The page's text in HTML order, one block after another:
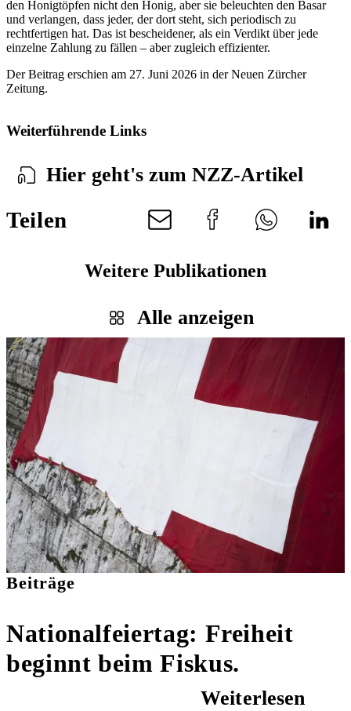
den Honigtöpfen nicht den Honig, aber sie beleuchten den Basar
und verlangen, dass jeder, der dort steht, sich periodisch zu
rechtfertigen hat. Das ist bescheidener, als ein Verdikt über jede
einzelne Zahlung zu fällen – aber zugleich effizienter.
Der Beitrag erschien am 27. Juni 2026 in der Neuen Zürcher
Zeitung.
Weiterführende Links
Hier geht's zum NZZ-Artikel
Teilen
Weitere Publikationen
Alle anzeigen
Beiträge
Nationalfeiertag: Freiheit
beginnt beim Fiskus.
Weiterlesen